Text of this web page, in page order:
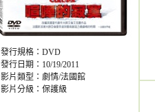
發行規格：DVD
發行日期：10/19/2011
影片類型：劇情/法國館
影片分級：保護級